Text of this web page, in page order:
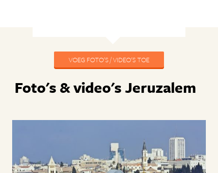
VOEG FOTO'S / VIDEO'S TOE
Foto's & video's Jeruzalem